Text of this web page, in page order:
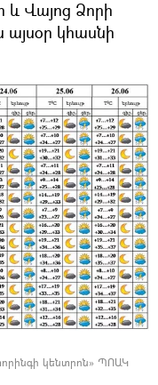
Վայոց Ձորի
այսօր կհասնի
կենտրոն» ՊՈԱԿ